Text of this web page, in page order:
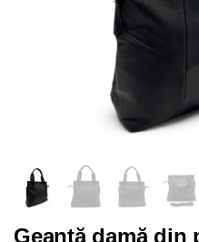
Geantă damă din